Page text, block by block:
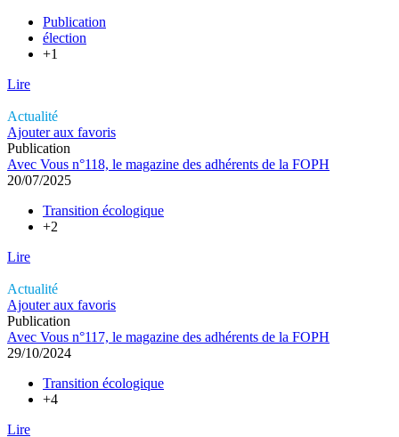
Publication
élection
+1
Lire
Actualité
Ajouter aux favoris
Publication
Avec Vous n°118, le magazine des adhérents de la FOPH
20/07/2025
Transition écologique
+2
Lire
Actualité
Ajouter aux favoris
Publication
Avec Vous n°117, le magazine des adhérents de la FOPH
29/10/2024
Transition écologique
+4
Lire